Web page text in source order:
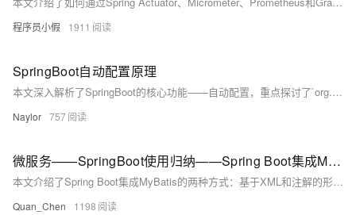
程序员小假 1911
SpringBoot自动配置原理
本文深入解析了SpringBoot的核心功能——自动配置，重点探讨了`org.springframework.boot.autoconfigure`及相关注解的工作机制。通过分析`@SpringBootApplication`、`@EnableAutoConfiguration`等注解，揭示了SpringBoot如何基于类路径和条件自动装配Bean
Naylor 757
微服务——SpringBoot使用归纳——Spring Boot集成MyBatis——基于注解的整合
本文介绍了Spring Boot集成MyBatis的两种方式：基于XML和注解的形式。重点讲解了注解方式，包括@Select、@Insert、@Update、@Delete等常用注解的使用方法，以及多参数时@Param注解的应用。同时，针对字段映射不一致的问题，提供了@Results和@ResultMap的解决方案。文章还提到实际项目中常结合XML与注解的优点，灵活使用两者以提高开发效率，并附带课程源码供下载学习。
Quan_Chen 1198